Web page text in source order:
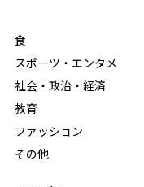
食
スポーツ・エンタメ
社会・政治・経済
教育
ファッション
その他